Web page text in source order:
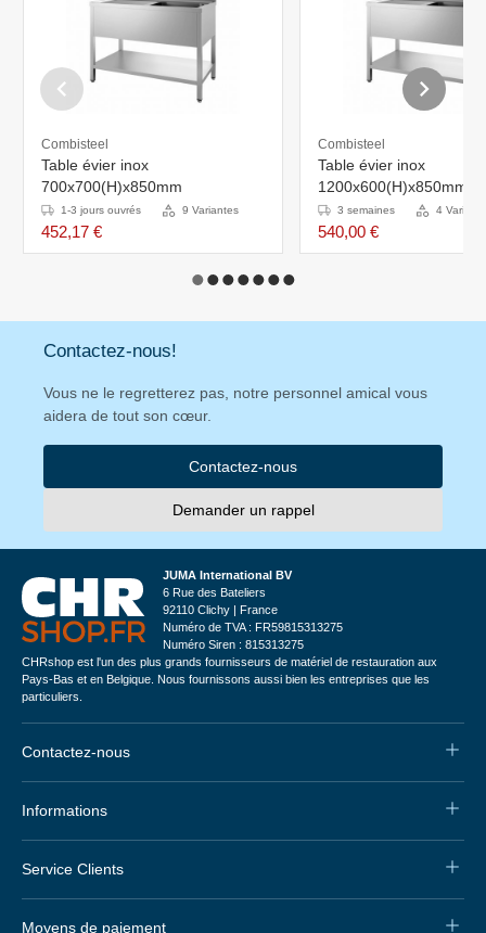
Combisteel
Table évier inox
700x700(H)x850mm
1-3 jours ouvrés 9 Variantes
452,17 €
Combisteel
Table évier inox
1200x600(H)x850mm
3 semaines 4
540,00 €
Contactez-nous!
Vous ne le regretterez pas, notre personnel amical vous
aidera de tout son cœur.
Contactez-nous
Demander un rappel
JUMA International BV
6 Rue des Bateliers
92110 Clichy | France
Numéro de TVA : FR59815313275
Numéro Siren : 815313275
CHRshop est l'un des plus grands fournisseurs de matériel de restauration aux
Pays-Bas et en Belgique. Nous fournissons aussi bien les entreprises que les
particuliers.
Contactez-nous
Informations
Service Clients
Moyens de paiement